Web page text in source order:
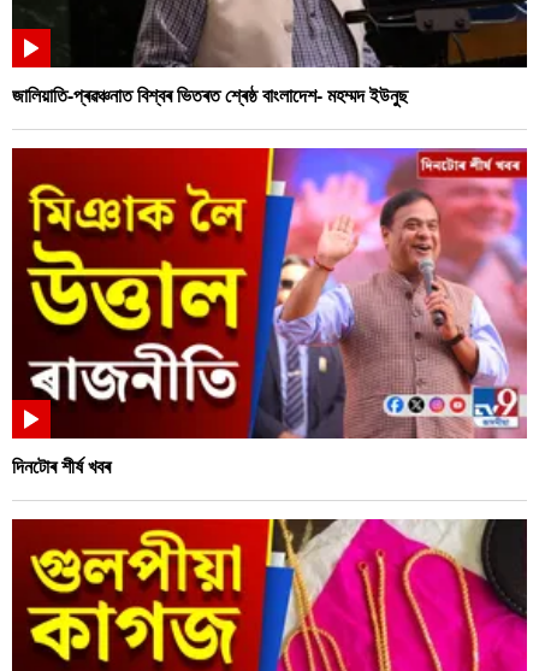
জালিয়াতি-প্ৰৱঞ্চনাত বিশ্বৰ ভিতৰত শ্ৰেষ্ঠ বাংলাদেশ- মহম্মদ ইউনুছ
দিনটোৰ শীৰ্ষ খবৰ